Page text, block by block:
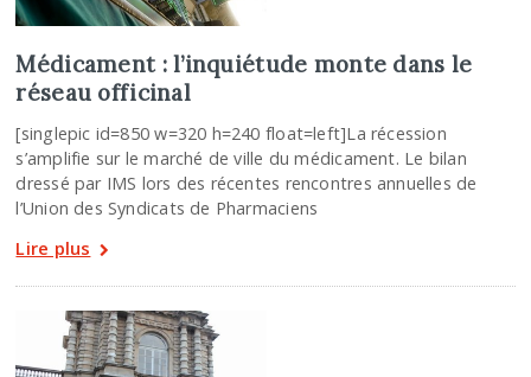
Médicament : l’inquiétude monte dans le
réseau officinal
[singlepic id=850 w=320 h=240 float=left]La récession
s’amplifie sur le marché de ville du médicament. Le bilan
dressé par IMS lors des récentes rencontres annuelles de
l’Union des Syndicats de Pharmaciens
Lire plus